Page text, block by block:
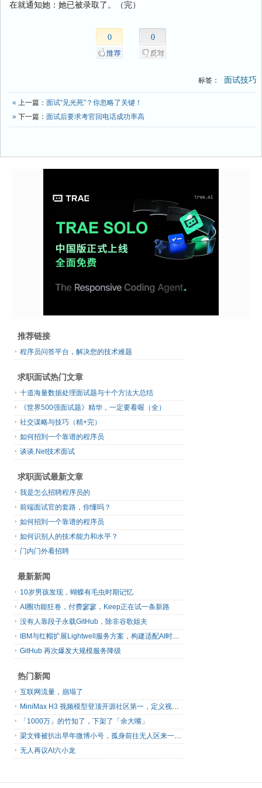
在就通知她：她已被录取了。（完）
0 0
标签： 面试技巧
« 上一篇： 面试“见光死”？你忽略了关键！
» 下一篇： 面试后要求考官回电话成功率高
推荐链接
程序员问答平台，解决您的技术难题
求职面试热门文章
十道海量数据处理面试题与十个方法大总结
《世界500强面试题》精华，一定要看喔（全）
社交谋略与技巧（精+完）
如何招到一个靠谱的程序员
谈谈.Net技术面试
求职面试最新文章
我是怎么招聘程序员的
前端面试官的套路，你懂吗？
如何招到一个靠谱的程序员
如何识别人的技术能力和水平？
门内门外看招聘
最新新闻
10岁男孩发现，蝴蝶有毛虫时期记忆
AI圈功能狂卷，付费寥寥，Keep正在试一条新路
没有人靠段子永载GitHub，除非谷歌姐夫
IBM与红帽扩展Lightwell服务方案，构建适配AI时代开源生态的可信基础设施
GitHub 再次爆发大规模服务降级
热门新闻
互联网流量，崩塌了
MiniMax H3 视频模型登顶开源社区第一，定义视频模型领域“斩杀线”
「1000万」的竹知了，下架了「余大嘴」
梁文锋被扒出早年微博小号，孤身前往无人区来一场相当 deep 的 seek 旅行
无人再议AI六小龙